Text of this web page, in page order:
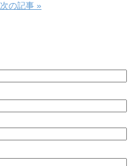
次の記事 »